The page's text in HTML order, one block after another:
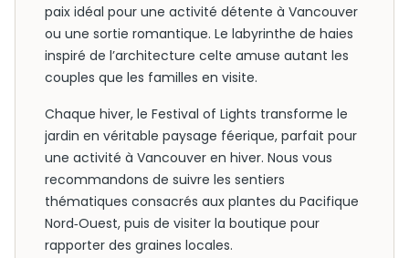
paix idéal pour une activité détente à Vancouver
ou une sortie romantique. Le labyrinthe de haies
inspiré de l’architecture celte amuse autant les
couples que les familles en visite.
Chaque hiver, le Festival of Lights transforme le
jardin en véritable paysage féerique, parfait pour
une activité à Vancouver en hiver. Nous vous
recommandons de suivre les sentiers
thématiques consacrés aux plantes du Pacifique
Nord‑Ouest, puis de visiter la boutique pour
rapporter des graines locales.